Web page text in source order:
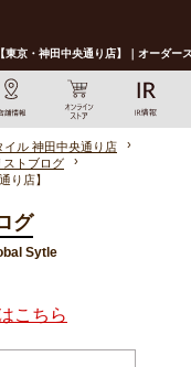
東京・神田中央通り店】｜オーダ
ル 神田中央通り店
ストブログ
り店】
グ
Sytle
こちら